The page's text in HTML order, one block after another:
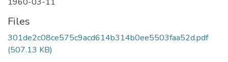
Files
301de2c08ce575c9acd614b314b0ee5503faa52d.pdf
(507.13 KB)